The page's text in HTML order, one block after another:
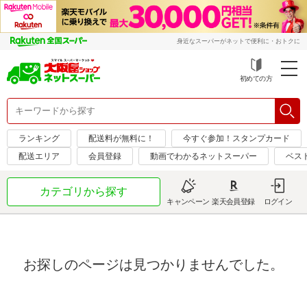
身近なスーパーがネットで便利に・おトクに
初めての方
ランキング 配送料が無料に！
今すぐ参加！スタンプカード
配送エリア
会員登録 動画でわかるネットスーパー ベス
カテゴリから探す
キャンペーン 楽天会員登録 ログイン
お探しのページは見つかりませんでした。